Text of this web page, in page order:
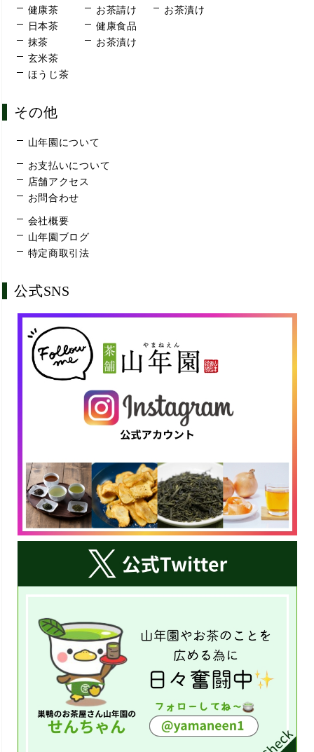
健康茶
日本茶
抹茶
玄米茶
ほうじ茶
お茶請け
健康食品
お茶漬け
お茶漬け
その他
山年園について
お支払いについて
店舗アクセス
お問合わせ
会社概要
山年園ブログ
特定商取引法
公式SNS